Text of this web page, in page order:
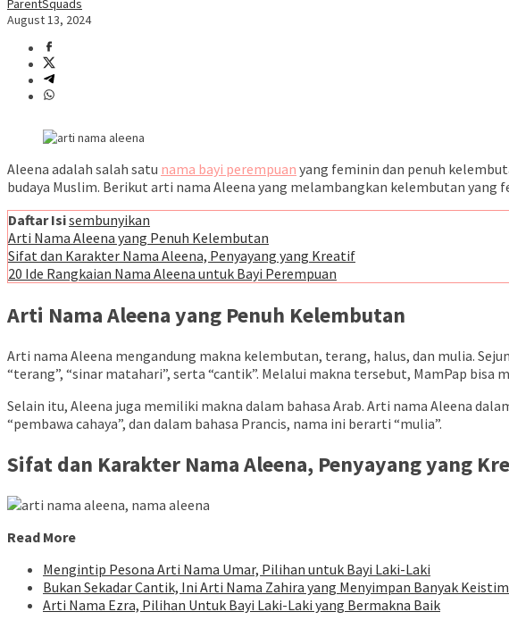
ParentSquads
August 13, 2024
Aleena adalah salah satu nama bayi perempuan yang feminin dan penuh
budaya Muslim. Berikut arti nama Aleena yang melambangkan kelembutan yang
Daftar Isisembunyikan
Arti Nama Aleena yang Penuh Kelembutan
Sifat dan Karakter Nama Aleena, Penyayang yang Kreatif
20 Ide Rangkaian Nama Aleena untuk Bayi Perempuan
Arti Nama Aleena yang Penuh Kelembutan
Arti nama Aleena mengandung makna kelembutan, terang, halus, dan mulia.
“terang”, “sinar matahari”, serta “cantik”. Melalui makna tersebut, MamPap
Selain itu, Aleena juga memiliki makna dalam bahasa Arab. Arti nama Aleena
“pembawa cahaya”, dan dalam bahasa Prancis, nama ini berarti “mulia”.
Sifat dan Karakter Nama Aleena, Penyayang yang
Read More
Mengintip Pesona Arti Nama Umar, Pilihan untuk Bayi Laki-Laki
Bukan Sekadar Cantik, Ini Arti Nama Zahira yang Menyimpan Banyak
Arti Nama Ezra, Pilihan Untuk Bayi Laki-Laki yang Bermakna Baik